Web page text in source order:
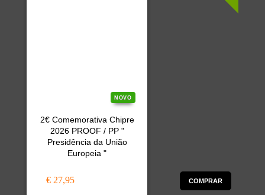
NOVO
2€ Comemorativa Chipre
2026 PROOF / PP "
Presidência da União
Europeia "
€ 27,95 COMPRAR